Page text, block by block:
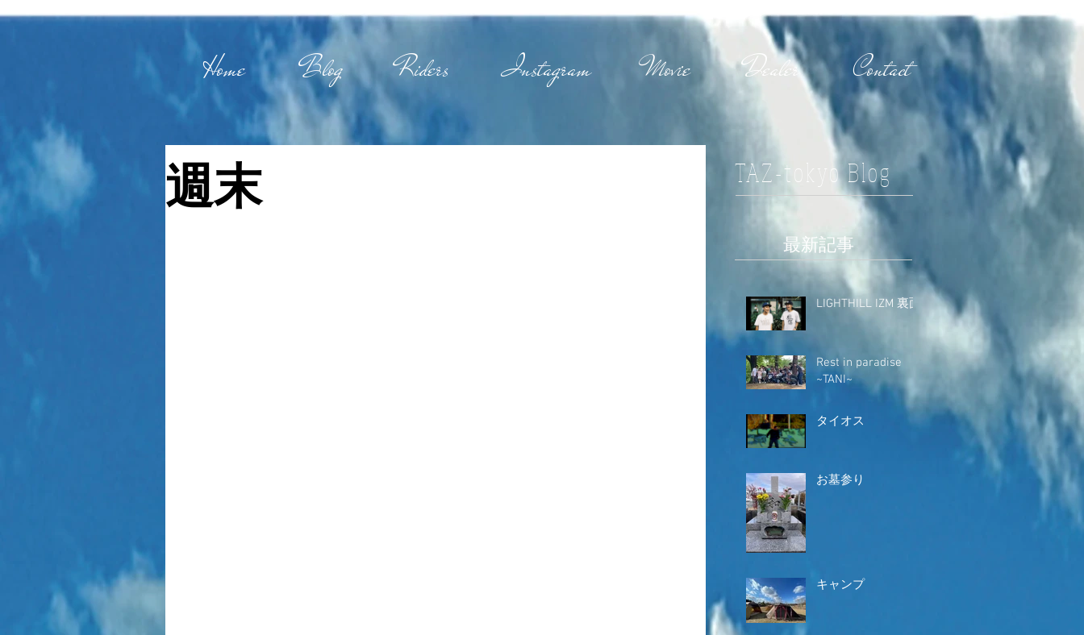
Home Blog Riders Instagram Movie Dealer Contact
週末 TAZ-tokyo Blog
最新記事
LIGHTHILL IZM 裏面
Rest in paradise
~TANI~
タイオス
お墓参り
キャンプ